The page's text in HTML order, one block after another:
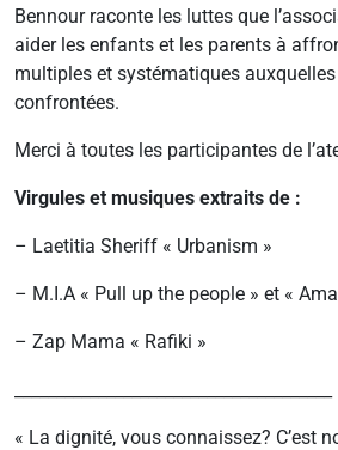
Bennour raconte les luttes que
aider les enfants et les parents à
multiples et systématiques
confrontées.
Merci à toutes les participantes de
Virgules et musiques extraits de :
– Laetitia Sheriff « Urbanism »
– M.I.A « Pull up the people » et «
– Zap Mama « Rafiki »
« La dignité, vous connaissez? C’est